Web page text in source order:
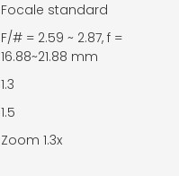
Focale standard
F/# = 2.59 ~ 2.87, f =
16.88~21.88 mm
1.3
1.5
Zoom 1.3x